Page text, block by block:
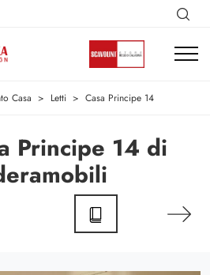
Casa > Letti > Casa Principe 14
Principe 14 di